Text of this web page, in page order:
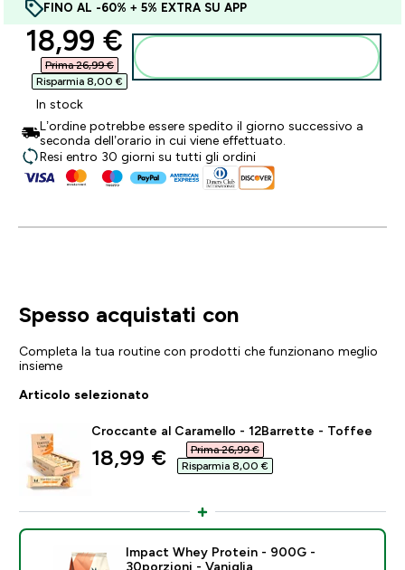
FINO AL -60% + 5% EXTRA SU APP
discounted price
18,99 €‎
Prima 26,99 €‎
Risparmia 8,00 €‎
In stock
L’ordine potrebbe essere spedito il giorno successivo a
seconda dell’orario in cui viene effettuato.
Resi entro 30 giorni su tutti gli ordini
Spesso acquistati con
Completa la tua routine con prodotti che funzionano meglio
insieme
Articolo selezionato
Croccante al Caramello - 12Barrette - Toffee
discounted price
18,99 €‎
Prima 26,99 €‎
Risparmia 8,00 €‎
Impact Whey Protein - 900G -
30porzioni - Vaniglia